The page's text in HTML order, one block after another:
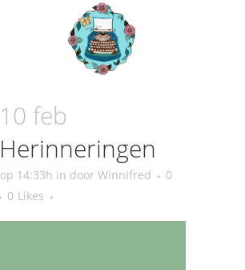
10 feb
Herinneringen
14:33h in door Winnifred
0
0 Likes